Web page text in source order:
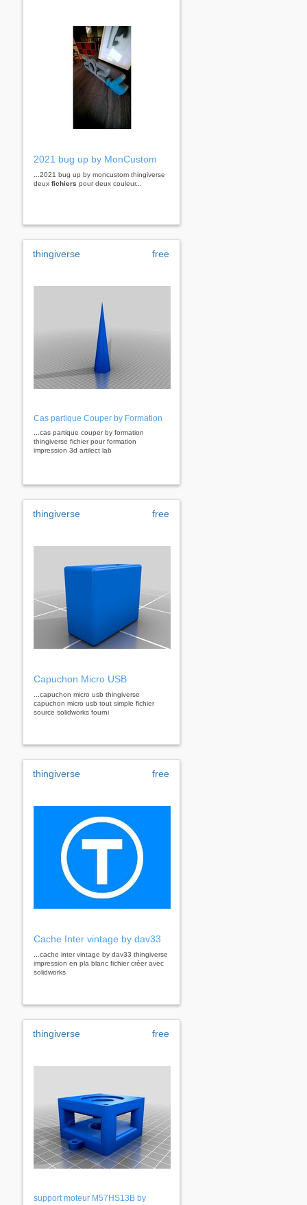
2021 bug up by MonCustom
...2021 bug up by moncustom thingiverse
deux fichiers pour deux couleur...
thingiverse free
Cas partique Couper by Formation
...cas partique couper by formation
thingiverse fichier pour formation
impression 3d artilect lab
thingiverse free
Capuchon Micro USB
...capuchon micro usb thingiverse
capuchon micro usb tout simple fichier
source solidworks fourni
thingiverse free
Cache Inter vintage by dav33
...cache inter vintage by dav33 thingiverse
impression en pla blanc fichier créer avec
solidworks
thingiverse free
support moteur M57HS13B by